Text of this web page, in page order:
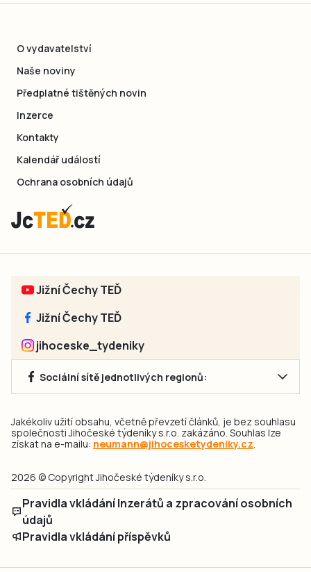
O vydavatelství
Naše noviny
Předplatné tištěných novin
Inzerce
Kontakty
Kalendář událostí
Ochrana osobních údajů
Jižní Čechy TEĎ
Jižní Čechy TEĎ
jihoceske_tydeniky
Sociální sítě jednotlivých regionů:
Jakékoliv užití obsahu, včetně převzetí článků, je bez souhlasu
společnosti Jihočeské týdeníky s.r.o. zakázáno. Souhlas lze
získat na e-mailu: neumann@jihocesketydeniky.cz.
2026 © Copyright Jihočeské týdeníky s.r.o.
Pravidla vkládání Inzerátů a zpracování osobních
údajů
Pravidla vkládání příspěvků